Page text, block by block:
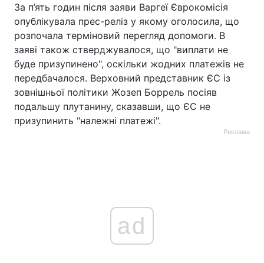
За п’ять годин після заяви Варгеї Єврокомісія
опублікувала прес-реліз у якому оголосила, що
розпочала терміновий перегляд допомоги. В
заяві також стверджувалося, що "виплати не
буде призупинено", оскільки жодних платежів не
передбачалося. Верховний представник ЄС із
зовнішньої політики Жозеп Боррель посіяв
подальшу плутанину, сказавши, що ЄС не
призупинить "належні платежі".
Реклама
ad